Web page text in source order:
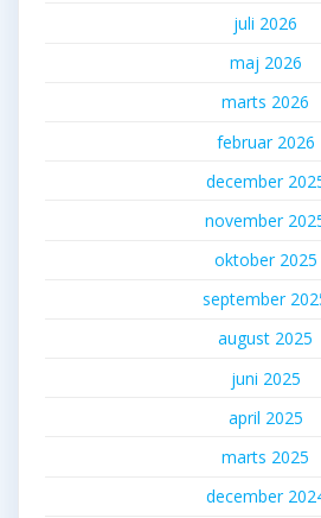
juli 2026
maj 2026
marts 2026
februar 2026
december
november
oktober 2025
september
august 2025
juni 2025
april 2025
marts 2025
december